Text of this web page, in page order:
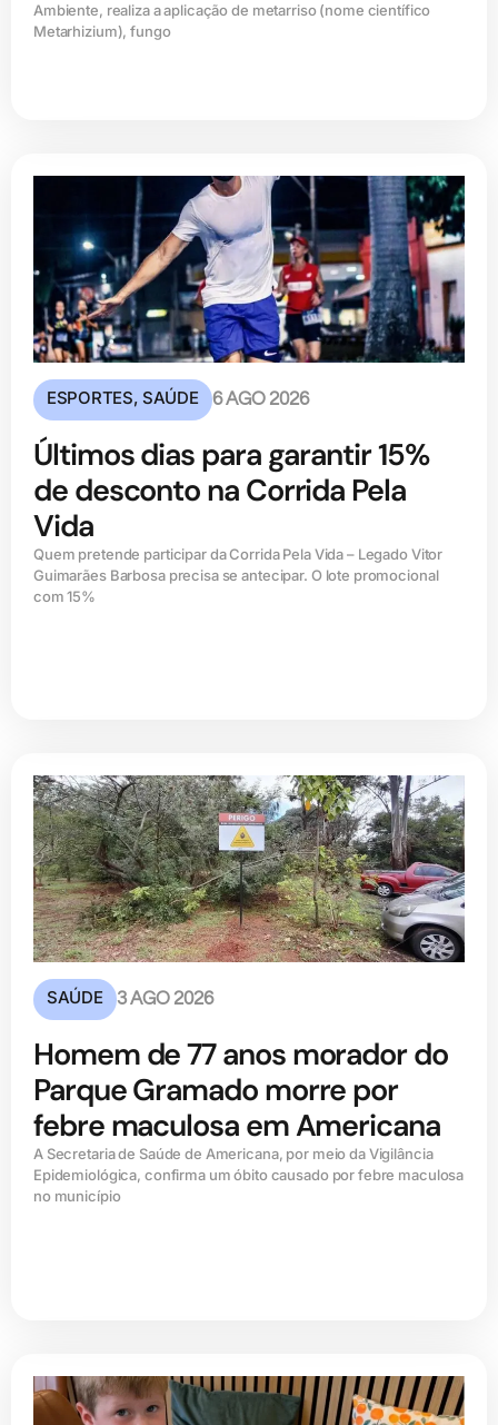
Ambiente, realiza a aplicação de metarriso (nome científico
Metarhizium), fungo
ESPORTES,SAÚDE 6 AGO 2026
Últimos dias para garantir 15%
de desconto na Corrida Pela
Vida
Quem pretende participar da Corrida Pela Vida – Legado Vitor
Guimarães Barbosa precisa se antecipar. O lote promocional
com 15%
SAÚDE 3 AGO 2026
Homem de 77 anos morador do
Parque Gramado morre por
febre maculosa em Americana
A Secretaria de Saúde de Americana, por meio da Vigilância
Epidemiológica, confirma um óbito causado por febre maculosa
no município